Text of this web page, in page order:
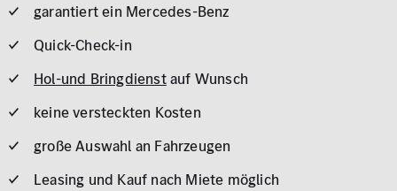
garantiert ein Mercedes-Benz
Quick-Check-in
Hol-und Bringdienstauf Wunsch
keine versteckten Kosten
große Auswahl an Fahrzeugen
Leasing und Kauf nach Miete möglich